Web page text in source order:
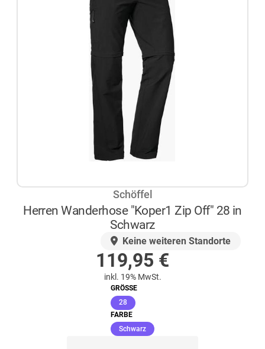
Schöffel
Herren Wanderhose "Koper1 Zip Off" 28 in
Schwarz
Keine weiteren Standorte
119,95 €
inkl. 19% MwSt.
GRÖSSE
28(ausgewählt)
FARBE
Schwarz(ausgewählt)